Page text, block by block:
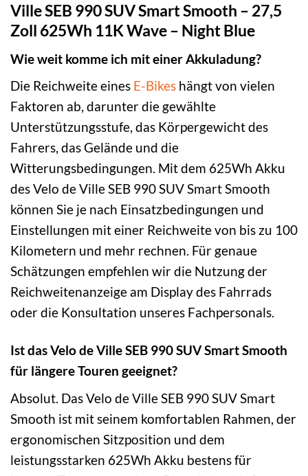
Ville SEB 990 SUV Smart Smooth – 27,5
Zoll 625Wh 11K Wave – Night Blue
Wie weit komme ich mit einer Akkuladung?
Die Reichweite eines E-Bikes hängt von vielen
Faktoren ab, darunter die gewählte
Unterstützungsstufe, das Körpergewicht des
Fahrers, das Gelände und die
Witterungsbedingungen. Mit dem 625Wh Akku
des Velo de Ville SEB 990 SUV Smart Smooth
können Sie je nach Einsatzbedingungen und
Einstellungen mit einer Reichweite von bis zu 100
Kilometern und mehr rechnen. Für genaue
Schätzungen empfehlen wir die Nutzung der
Reichweitenanzeige am Display des Fahrrads
oder die Konsultation unseres Fachpersonals.
Ist das Velo de Ville SEB 990 SUV Smart Smooth
für längere Touren geeignet?
Absolut. Das Velo de Ville SEB 990 SUV Smart
Smooth ist mit seinem komfortablen Rahmen, der
ergonomischen Sitzposition und dem
leistungsstarken 625Wh Akku bestens für